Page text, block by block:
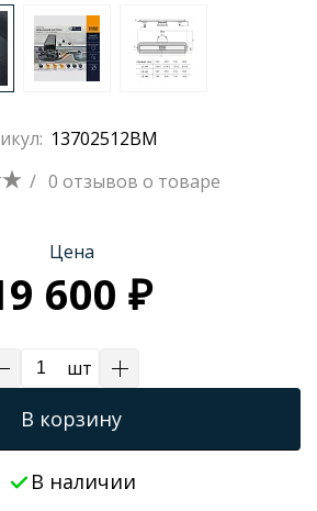
и ограждения
13702512BM
/ 0 отзывов о товаре
Цена
600 ₽
шт
В корзину
В наличии